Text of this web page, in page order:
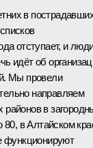
в
отступает, и
идёт об
Мы провели
направляем
в
80, в Алтайском
функционируют